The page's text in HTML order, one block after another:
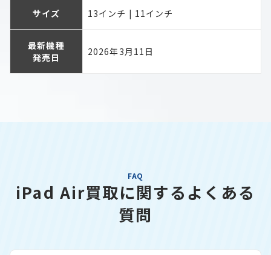
サイズ 13インチ | 11インチ
最新機種
発売日
2026年3月11日
FAQ
iPad Air買取に関するよくある
質問